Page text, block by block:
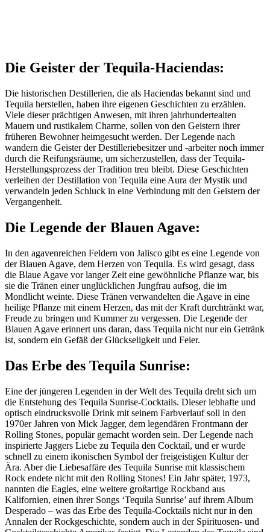
Die Geister der Tequila-Haciendas:
Die historischen Destillerien, die als Haciendas bekannt sind und
Tequila herstellen, haben ihre eigenen Geschichten zu erzählen.
Viele dieser prächtigen Anwesen, mit ihren jahrhundertealten
Mauern und rustikalem Charme, sollen von den Geistern ihrer
früheren Bewohner heimgesucht werden. Der Legende nach
wandern die Geister der Destilleriebesitzer und -arbeiter noch immer
durch die Reifungsräume, um sicherzustellen, dass der Tequila-
Herstellungsprozess der Tradition treu bleibt. Diese Geschichten
verleihen der Destillation von Tequila eine Aura der Mystik und
verwandeln jeden Schluck in eine Verbindung mit den Geistern der
Vergangenheit.
Die Legende der Blauen Agave:
In den agavenreichen Feldern von Jalisco gibt es eine Legende von
der Blauen Agave, dem Herzen von Tequila. Es wird gesagt, dass
die Blaue Agave vor langer Zeit eine gewöhnliche Pflanze war, bis
sie die Tränen einer unglücklichen Jungfrau aufsog, die im
Mondlicht weinte. Diese Tränen verwandelten die Agave in eine
heilige Pflanze mit einem Herzen, das mit der Kraft durchtränkt war,
Freude zu bringen und Kummer zu vergessen. Die Legende der
Blauen Agave erinnert uns daran, dass Tequila nicht nur ein Getränk
ist, sondern ein Gefäß der Glückseligkeit und Feier.
Das Erbe des Tequila Sunrise:
Eine der jüngeren Legenden in der Welt des Tequila dreht sich um
die Entstehung des Tequila Sunrise-Cocktails. Dieser lebhafte und
optisch eindrucksvolle Drink mit seinem Farbverlauf soll in den
1970er Jahren von Mick Jagger, dem legendären Frontmann der
Rolling Stones, populär gemacht worden sein. Der Legende nach
inspirierte Jaggers Liebe zu Tequila den Cocktail, und er wurde
schnell zu einem ikonischen Symbol der freigeistigen Kultur der
Ära. Aber die Liebesaffäre des Tequila Sunrise mit klassischem
Rock endete nicht mit den Rolling Stones! Ein Jahr später, 1973,
nannten die Eagles, eine weitere großartige Rockband aus
Kalifornien, einen ihrer Songs ‘Tequila Sunrise’ auf ihrem Album
Desperado – was das Erbe des Tequila-Cocktails nicht nur in den
Annalen der Rockgeschichte, sondern auch in der Spirituosen- und